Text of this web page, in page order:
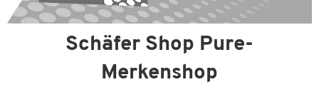
Schäfer Shop Pure-
Merkenshop